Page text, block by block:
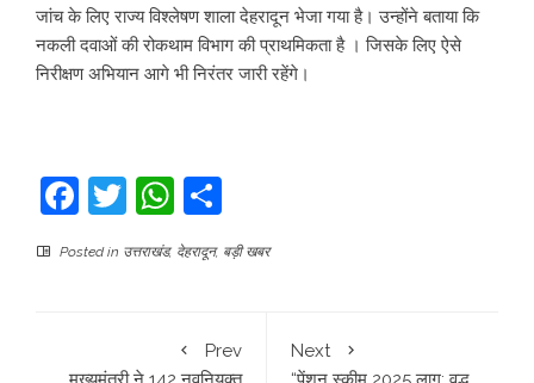
जांच के लिए राज्य विश्लेषण शाला देहरादून भेजा गया है। उन्होंने बताया कि
नकली दवाओं की रोकथाम विभाग की प्राथमिकता है । जिसके लिए ऐसे
निरीक्षण अभियान आगे भी निरंतर जारी रहेंगे।
Facebook
TwitterWhatsApp
Posted in उत्तराखंड, देहरादून, बड़ी खबर
Prev
Next